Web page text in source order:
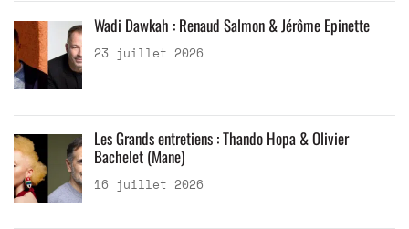
Wadi Dawkah : Renaud Salmon & Jérôme Epinette
23 juillet 2026
Les Grands entretiens : Thando Hopa & Olivier
Bachelet (Mane)
16 juillet 2026